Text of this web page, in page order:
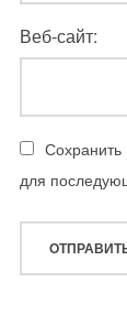
Веб-сайт:
для